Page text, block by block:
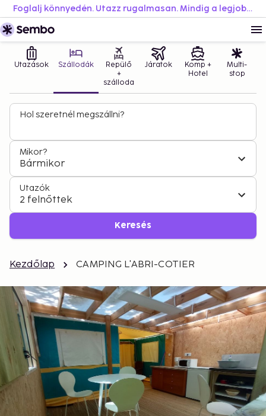
Foglalj könnyedén. Utazz rugalmasan. Mindig a legjobb áron.
Utazások Szállodák
Repülő
+
szálloda
Járatok
Komp +
Hotel
Multi-
stop
Hol szeretnél megszállni?
Mikor?
Bármikor
Utazók
2 felnőttek
Keresés
Kezdőlap CAMPING L'ABRI-COTIER